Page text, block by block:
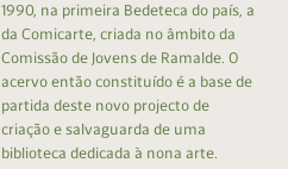
1990, na primeira Bedeteca do país, a
da Comicarte, criada no âmbito da
Comissão de Jovens de Ramalde. O
acervo então constituído é a base de
partida deste novo projecto de
criação e salvaguarda de uma
biblioteca dedicada à nona arte.